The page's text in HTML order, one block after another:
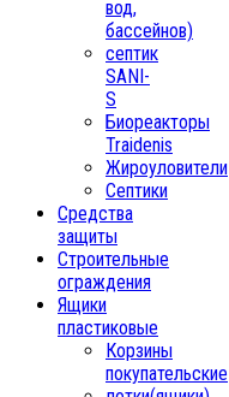
вод,
бассейнов)
септик
SANI-
S
Биореакторы
Traidenis
Жироуловители
Септики
Средства
защиты
Строительные
ограждения
Ящики
пластиковые
Корзины
покупательские